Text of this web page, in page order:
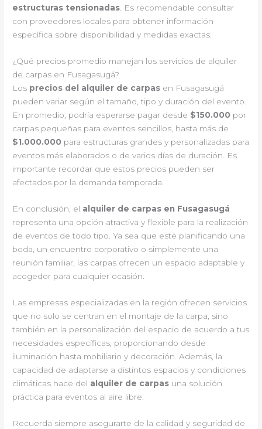
estructuras tensionadas . Es recomendable consultar
con proveedores locales para obtener información
específica sobre disponibilidad y medidas exactas.
¿Qué precios promedio manejan los servicios de alquiler
de carpas en Fusagasugá?
Los precios del alquiler de carpas en Fusagasugá
pueden variar según el tamaño, tipo y duración del evento.
En promedio, podría esperarse pagar desde $150.000 por
carpas pequeñas para eventos sencillos, hasta más de
$1.000.000 para estructuras grandes y personalizadas para
eventos más elaborados o de varios días de duración. Es
importante recordar que estos precios pueden ser
afectados por la demanda temporada.
En conclusión, el alquiler de carpas en Fusagasugá
representa una opción atractiva y flexible para la realización
de eventos de todo tipo. Ya sea que esté planificando una
boda, un encuentro corporativo o simplemente una
reunión familiar, las carpas ofrecen un espacio adaptable y
acogedor para cualquier ocasión.
Las empresas especializadas en la región ofrecen servicios
que no solo se centran en el montaje de la carpa, sino
también en la personalización del espacio de acuerdo a tus
necesidades específicas, proporcionando desde
iluminación hasta mobiliario y decoración. Además, la
capacidad de adaptarse a distintos espacios y condiciones
climáticas hace del alquiler de carpas una solución
práctica para eventos al aire libre.
Recuerda siempre asegurarte de la calidad y seguridad de